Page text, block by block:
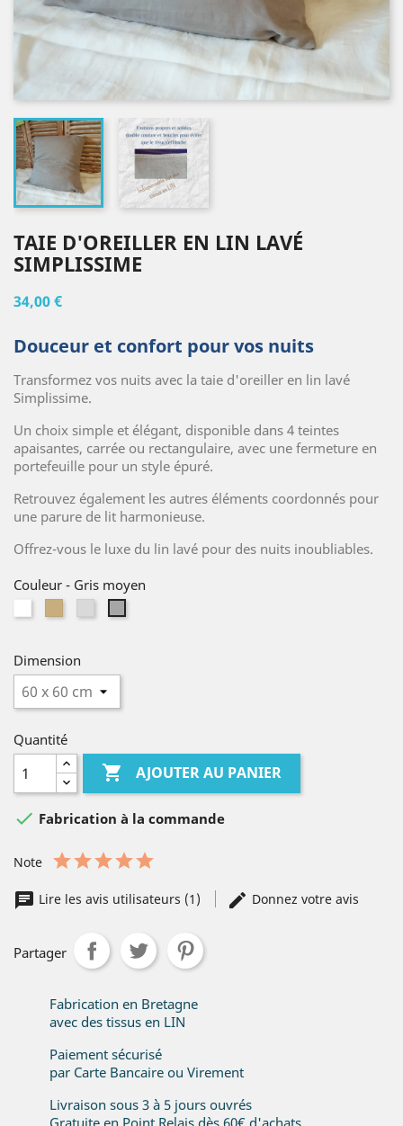
TAIE D'OREILLER EN LIN LAVÉ
SIMPLISSIME
34,00 €
Douceur et confort pour vos nuits
Transformez vos nuits avec la taie d'oreiller en lin lavé
Simplissime.
Un choix simple et élégant, disponible dans 4 teintes
apaisantes, carrée ou rectangulaire, avec une fermeture en
portefeuille pour un style épuré.
Retrouvez également les autres éléments coordonnés pour
une parure de lit harmonieuse.
Offrez-vous le luxe du lin lavé pour des nuits inoubliables.
Couleur - Gris moyen
Dimension
Quantité
 AJOUTER AU PANIER
 Fabrication à la commande
Note
Lire les avis utilisateurs (1) Donnez votre avis
Partager
Fabrication en Bretagne
avec des tissus en LIN
Paiement sécurisé
par Carte Bancaire ou Virement
Livraison sous 3 à 5 jours ouvrés
Gratuite en Point Relais dès 60€ d'achats